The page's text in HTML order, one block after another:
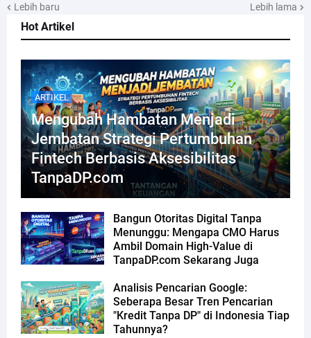
Hot Artikel
ARTIKEL
Mengubah Hambatan Menjadi
Jembatan Strategi Pertumbuhan
Fintech Berbasis Aksesibilitas
TanpaDP.com
Bangun Otoritas Digital Tanpa
Menunggu: Mengapa CMO Harus
Ambil Domain High-Value di
TanpaDP.com Sekarang Juga
Analisis Pencarian Google:
Seberapa Besar Tren Pencarian
"Kredit Tanpa DP" di Indonesia Tiap
Tahunnya?
Lebih baru Lebih lama